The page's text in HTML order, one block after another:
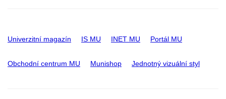
Univerzitní magazín IS MU INET MU Portál MU
Obchodní centrum MU Munishop Jednotný vizuální styl